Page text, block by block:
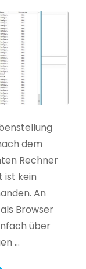
dem
Rechner
ist kein
An
Browser
über
…